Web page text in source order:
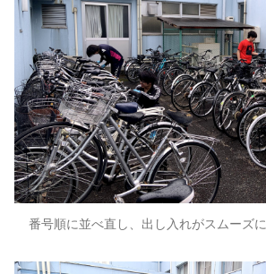
番号順に並べ直し、出し入れがスムーズに